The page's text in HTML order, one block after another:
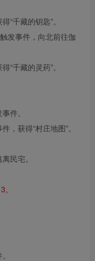
“千藏的钥匙”。
发事件，向北前往伽
“千藏的灵药”。
件。
，获得“村庄地图”。
民宅。